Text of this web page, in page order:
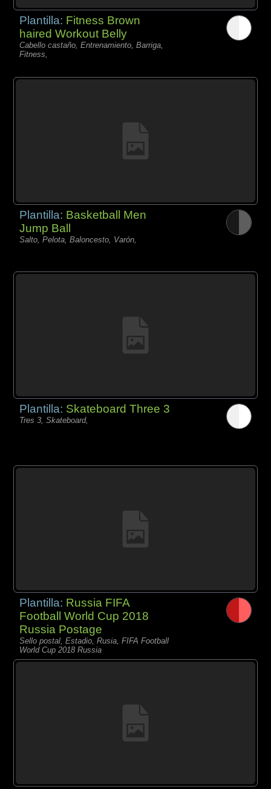
Plantilla: Fitness Brown
haired Workout Belly
Cabello castaño, Entrenamiento, Barriga,
Fitness,
Plantilla: Basketball Men
Jump Ball
Salto, Pelota, Baloncesto, Varón,
Plantilla: Skateboard Three 3
Tres 3, Skateboard,
Plantilla: Russia FIFA
Football World Cup 2018
Russia Postage
Sello postal, Estadio, Rusia, FIFA Football
World Cup 2018 Russia